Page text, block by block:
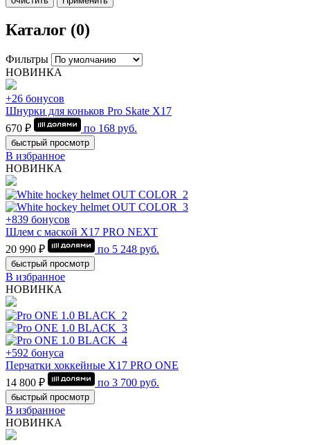
Каталог (0)
Фильтры
НОВИНКА
+26 бонусов
Шнурки для коньков Pro Skate Х17
670 ₽
по 168 руб.
быстрый просмотр
В избранное
НОВИНКА
+839 бонусов
Шлем с маской Х17 PRO NEXT
20 990 ₽
по 5 248 руб.
быстрый просмотр
В избранное
НОВИНКА
+592 бонуса
Перчатки хоккейные Х17 PRO ONE
14 800 ₽
по 3 700 руб.
быстрый просмотр
В избранное
НОВИНКА